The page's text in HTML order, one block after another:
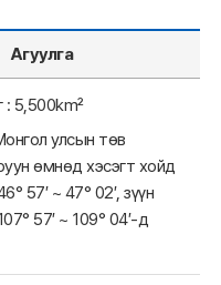
Агуулга
: 5,500km²
улсын төв
өмнөд хэсэгт хойд
57′ ~ 47° 02′, зүүн
57′ ~ 109° 04′-д